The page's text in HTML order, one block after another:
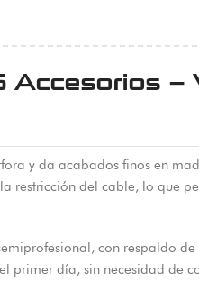
–
y da acabados finos en
restricción del cable, lo que
con respaldo
día, sin necesidad de